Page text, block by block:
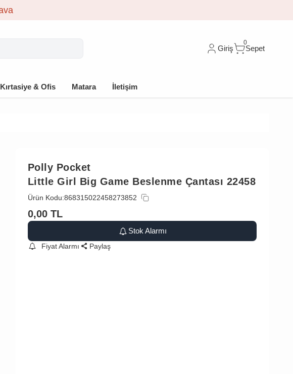
Giriş
0
Sepet
Kırtasiye & Ofis Matara İletişim
Polly Pocket
Little Girl Big Game Beslenme Çantası 22458
Ürün Kodu:868315022458273852
0,00 TL
Stok Alarmı
Fiyat Alarmı Paylaş